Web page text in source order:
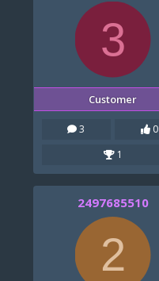
3
Customer
3
0
1
2497685510
2